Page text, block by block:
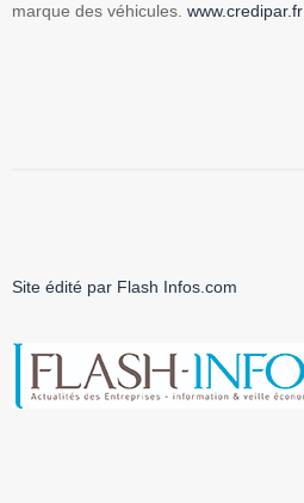
marque des véhicules. www.credipar.fr
Site édité par Flash Infos.com